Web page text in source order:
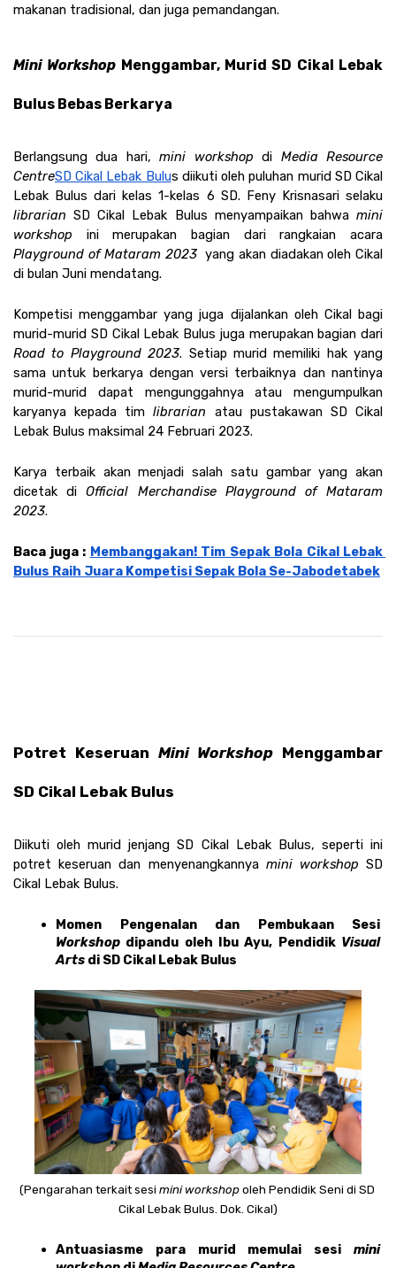
makanan tradisional, dan juga pemandangan.
Mini Workshop Menggambar, Murid SD Cikal Lebak
Bulus Bebas Berkarya
Berlangsung dua hari, mini workshop di Media Resource
CentreSD Cikal Lebak Bulus diikuti oleh puluhan murid SD Cikal
librarian SD Cikal Lebak Bulus menyampaikan bahwa mini
workshop
Playground of Mataram 2023 yang akan diadakan oleh Cikal
di bulan Juni mendatang.
Kompetisi menggambar yang juga dijalankan oleh Cikal bagi
Road to Playground 2023. Setiap murid memiliki hak yang
sama untuk berkarya dengan versi terbaiknya dan nantinya
murid-murid dapat mengunggahnya atau mengumpulkan
karyanya kepada tim librarian atau pustakawan SD Cikal
Lebak Bulus maksimal 24 Februari 2023.
Karya terbaik akan menjadi salah satu gambar yang akan
dicetak di Official Merchandise Playground of Mataram
2023.
Baca juga : Membanggakan! Tim Sepak Bola Cikal Lebak
Bulus Raih Juara Kompetisi Sepak Bola Se-Jabodetabek
Potret Keseruan Mini Workshop Menggambar
SD Cikal Lebak Bulus
Diikuti oleh murid jenjang SD Cikal Lebak Bulus, seperti ini
potret keseruan dan menyenangkannya mini workshop SD
Cikal Lebak Bulus.
Workshop dipandu oleh Ibu Ayu, Pendidik Visual
Arts di SD Cikal Lebak Bulus
(Pengarahan terkait sesi mini workshop oleh Pendidik Seni di SD
Cikal Lebak Bulus. Dok. Cikal)
Antuasiasme para murid memulai sesi mini